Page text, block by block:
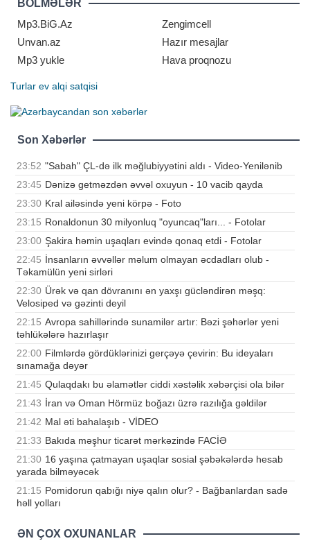
BÖLMƏLƏR
Mp3.BiG.Az
Zengimcell
Unvan.az
Hazır mesajlar
Mp3 yukle
Hava proqnozu
Turlar ev alqi satqisi
Son Xəbərlər
23:52 "Sabah" ÇL-də ilk məğlubiyyətini aldı - Video-Yenilənib
23:45 Dənizə getməzdən əvvəl oxuyun - 10 vacib qayda
23:30 Kral ailəsində yeni körpə - Foto
23:15 Ronaldonun 30 milyonluq "oyuncaq"ları... - Fotolar
23:00 Şakira həmin uşaqları evində qonaq etdi - Fotolar
22:45 İnsanların əvvəllər məlum olmayan əcdadları olub -
Təkamülün yeni sirləri
22:30 Ürək və qan dövranını ən yaxşı gücləndirən məşq:
Velosiped və gəzinti deyil
22:15 Avropa sahillərində sunamilər artır: Bəzi şəhərlər yeni
təhlükələrə hazırlaşır
22:00 Filmlərdə gördüklərinizi gerçəyə çevirin: Bu ideyaları
sınamağa dəyər
21:45 Qulaqdakı bu əlamətlər ciddi xəstəlik xəbərçisi ola bilər
21:43 İran və Oman Hörmüz boğazı üzrə razılığa gəldilər
21:42 Mal əti bahalaşıb - VİDEO
21:33 Bakıda məşhur ticarət mərkəzində FACİƏ
21:30 16 yaşına çatmayan uşaqlar sosial şəbəkələrdə hesab
yarada bilməyəcək
21:15 Pomidorun qabığı niyə qalın olur? - Bağbanlardan sadə
həll yolları
ƏN ÇOX OXUNANLAR